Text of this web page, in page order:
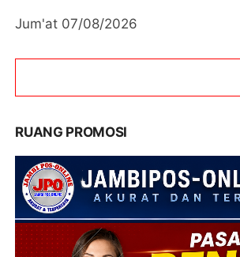
Jum'at 07/08/2026
Selamat
RUANG PROMOSI